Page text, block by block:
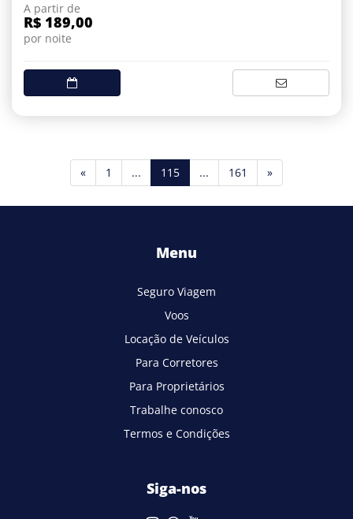
A partir de
R$ 189,00
por noite
« 1 ... 115(current)
... 161 »
Menu
Seguro Viagem
Voos
Locação de Veículos
Para Corretores
Para Proprietários
Trabalhe conosco
Termos e Condições
Siga-nos